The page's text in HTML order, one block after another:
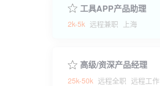
工具APP产品助理
2k-5k 远程兼职 上海
高级/资深产品经理
25k-50k 远程全职 远程工作